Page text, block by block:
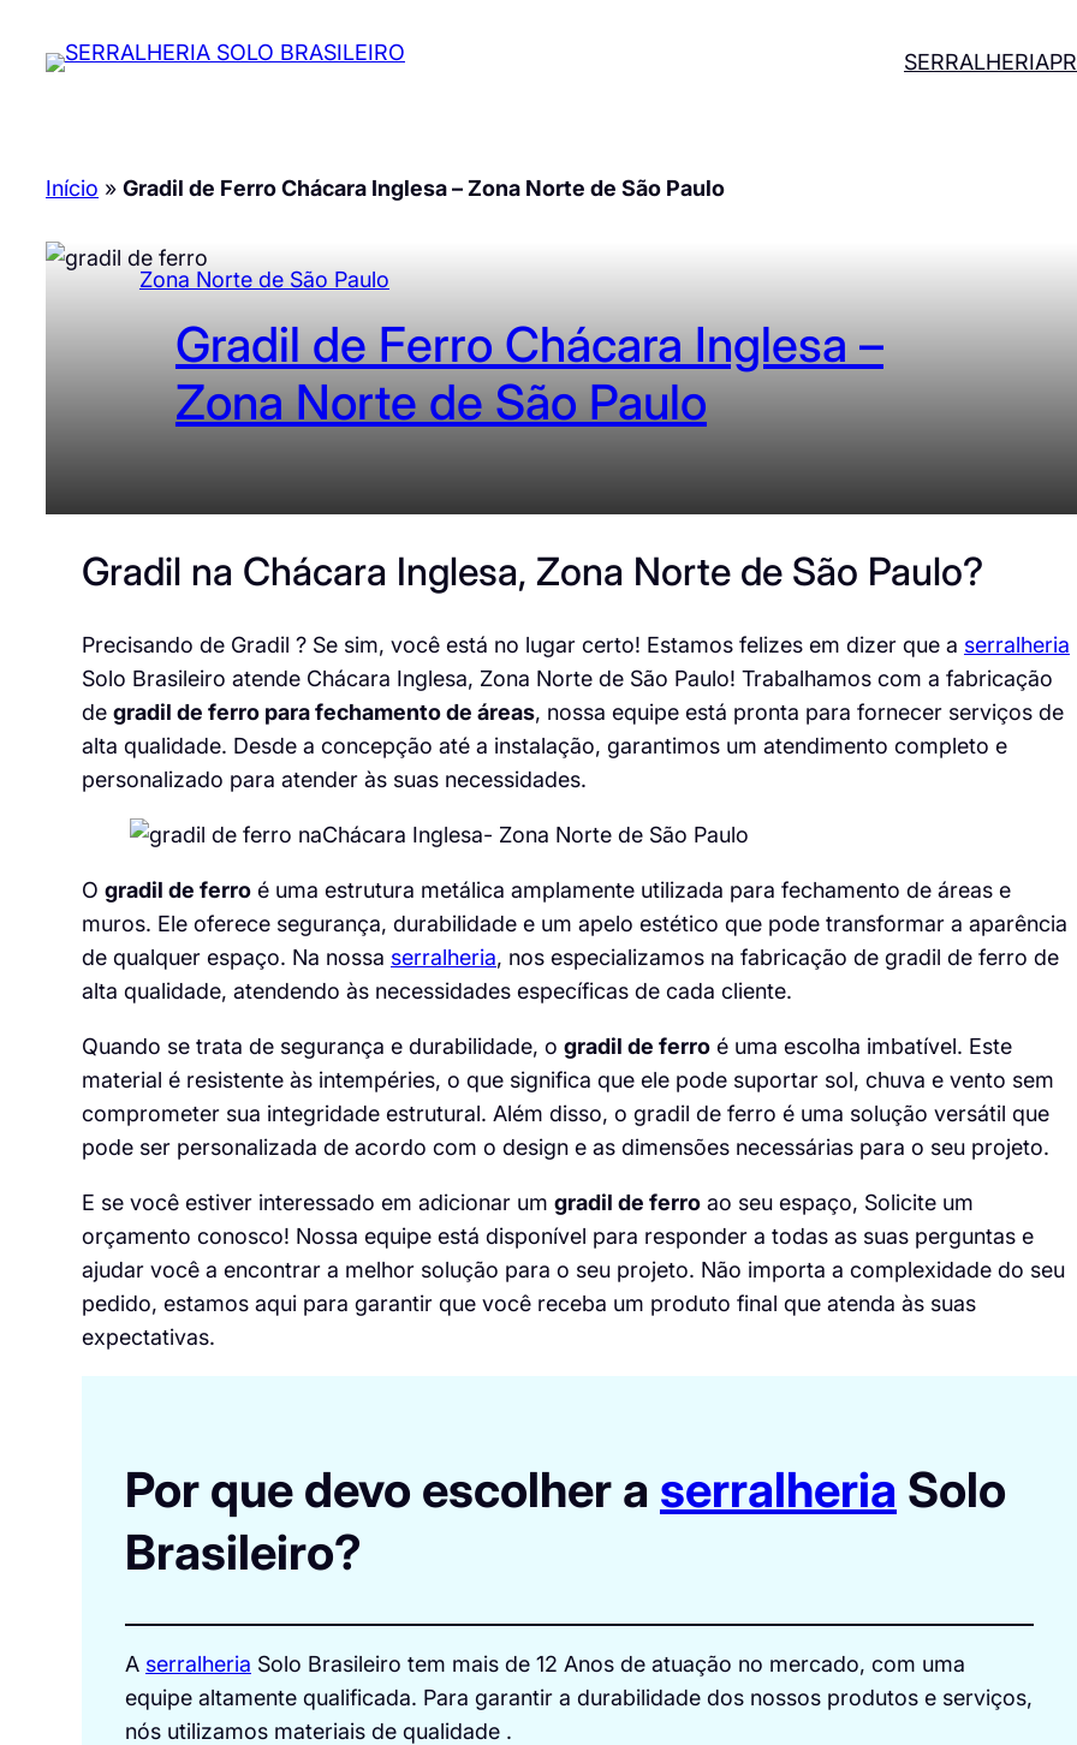
para
SERRALHERIA
Início » Gradil de Ferro Chácara Inglesa – Zona Norte de São Paulo
Zona Norte de São Paulo
Gradil de Ferro Chácara Inglesa –
Zona Norte de São Paulo
Gradil na Chácara Inglesa, Zona Norte de São Paulo?
Precisando de Gradil ? Se sim, você está no lugar certo! Estamos felizes em dizer que a serralheria
Solo Brasileiro atende Chácara Inglesa, Zona Norte de São Paulo! Trabalhamos com a fabricação
de gradil de ferro para fechamento de áreas, nossa equipe está pronta para fornecer serviços de
alta qualidade. Desde a concepção até a instalação, garantimos um atendimento completo e
personalizado para atender às suas necessidades.
O gradil de ferroé uma estrutura metálica amplamente utilizada para fechamento de áreas e
muros. Ele oferece segurança, durabilidade e um apelo estético que pode transformar a aparência
de qualquer espaço. Na nossa serralheria, nos especializamos na fabricação de gradil de ferro de
alta qualidade, atendendo às necessidades específicas de cada cliente.
Quando se trata de segurança e durabilidade, o gradil de ferroé uma escolha imbatível. Este
material é resistente às intempéries, o que significa que ele pode suportar sol, chuva e vento sem
comprometer sua integridade estrutural. Além disso, o gradil de ferro é uma solução versátil que
pode ser personalizada de acordo com o design e as dimensões necessárias para o seu projeto.
E se você estiver interessado em adicionar um gradil de ferroao seu espaço, Solicite um
orçamento conosco! Nossa equipe está disponível para responder a todas as suas perguntas e
ajudar você a encontrar a melhor solução para o seu projeto. Não importa a complexidade do seu
pedido, estamos aqui para garantir que você receba um produto final que atenda às suas
expectativas.
Por que devo escolher a serralheria Solo
Brasileiro?
A serralheria Solo Brasileiro tem mais de 12 Anos de atuação no mercado, com uma
equipe altamente qualificada. Para garantir a durabilidade dos nossos produtos e serviços,
nós utilizamos materiais de qualidade .